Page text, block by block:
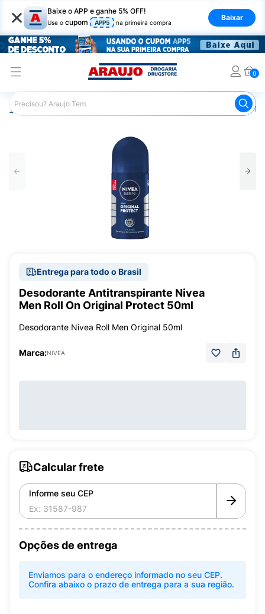
× Baixe o APP e ganhe 5% OFF!
Use o cupom APP5 na primeira compra
Baixar
0
Araujo Higiene Pessoal Desodorante
Entrega para todo o Brasil
Desodorante Antitranspirante Nivea
Men Roll On Original Protect 50ml
Desodorante Nivea Roll Men Original 50ml
Marca:NIVEA
Calcular frete
Informe seu CEP
Opções de entrega
Enviamos para o endereço informado no seu CEP.
Confira abaixo o prazo de entrega para a sua região.